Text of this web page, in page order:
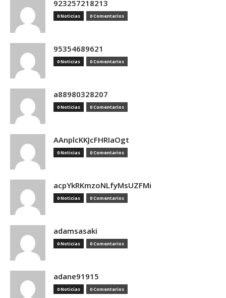
923257218213
0 Noticias 0 Comentarios
95354689621
0 Noticias 0 Comentarios
a88980328207
0 Noticias 0 Comentarios
AAnplcKKJcFHRIaOgt
0 Noticias 0 Comentarios
acpYkRKmzoNLfyMsUZFMi
0 Noticias 0 Comentarios
adamsasaki
0 Noticias 0 Comentarios
adane91915
0 Noticias 0 Comentarios